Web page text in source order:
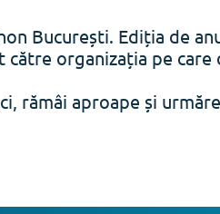
București. Ediția de
organizația pe care
rămâi aproape și